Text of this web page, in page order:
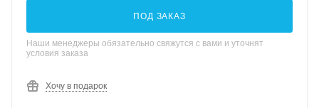
ПОД ЗАКАЗ
Наши менеджеры обязательно свяжутся с вами и уточнят
условия заказа
Хочу в подарок